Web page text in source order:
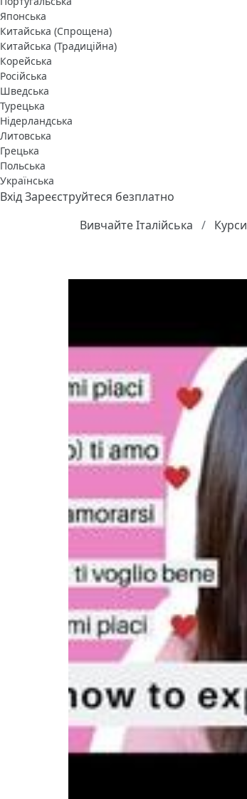
Японська
Китайська (Спрощена)
Китайська (Традиційна)
Корейська
Російська
Шведська
Турецька
Нідерландська
Литовська
Грецька
Польська
Українська
ВхідЗареєструйтеся безплатно
Вивчайте Італійська
Курси